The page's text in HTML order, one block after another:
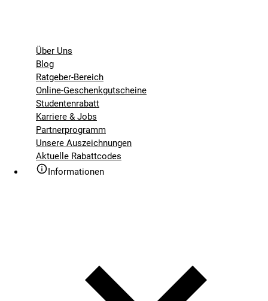
Über Uns
Blog
Ratgeber-Bereich
Online-Geschenkgutscheine
Studentenrabatt
Karriere & Jobs
Partnerprogramm
Unsere Auszeichnungen
Aktuelle Rabattcodes
Informationen